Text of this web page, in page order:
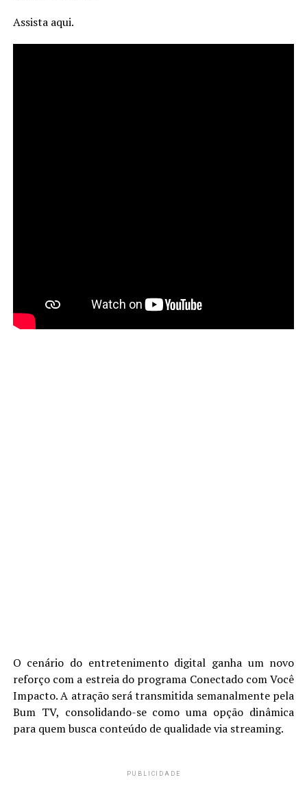
Assista aqui.
O cenário do entretenimento digital ganha um novo
reforço com a estreia do programa Conectado com Você
Impacto. A atração será transmitida semanalmente pela
Bum TV, consolidando-se como uma opção dinâmica
para quem busca conteúdo de qualidade via streaming.
PUBLICIDADE